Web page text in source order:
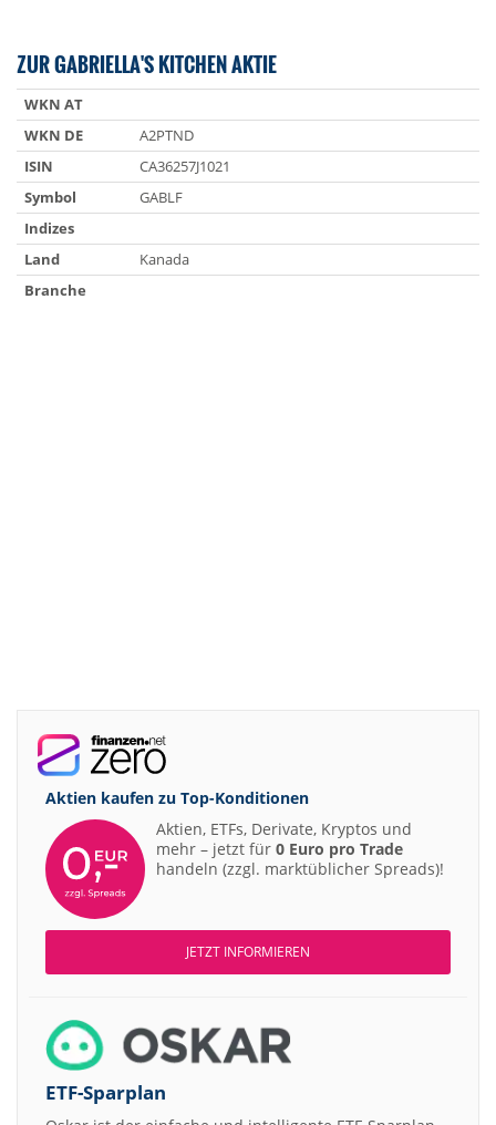
ZUR GABRIELLA'S KITCHEN AKTIE
WKN AT
WKN DE
A2PTND
ISIN
CA36257J1021
Symbol
GABLF
Indizes
Land
Kanada
Branche
Aktien kaufen zu Top-Konditionen
Aktien, ETFs, Derivate, Kryptos und
mehr – jetzt für 0 Euro pro Trade
handeln (zzgl. marktüblicher Spreads)!
JETZT INFORMIEREN
ETF-Sparplan